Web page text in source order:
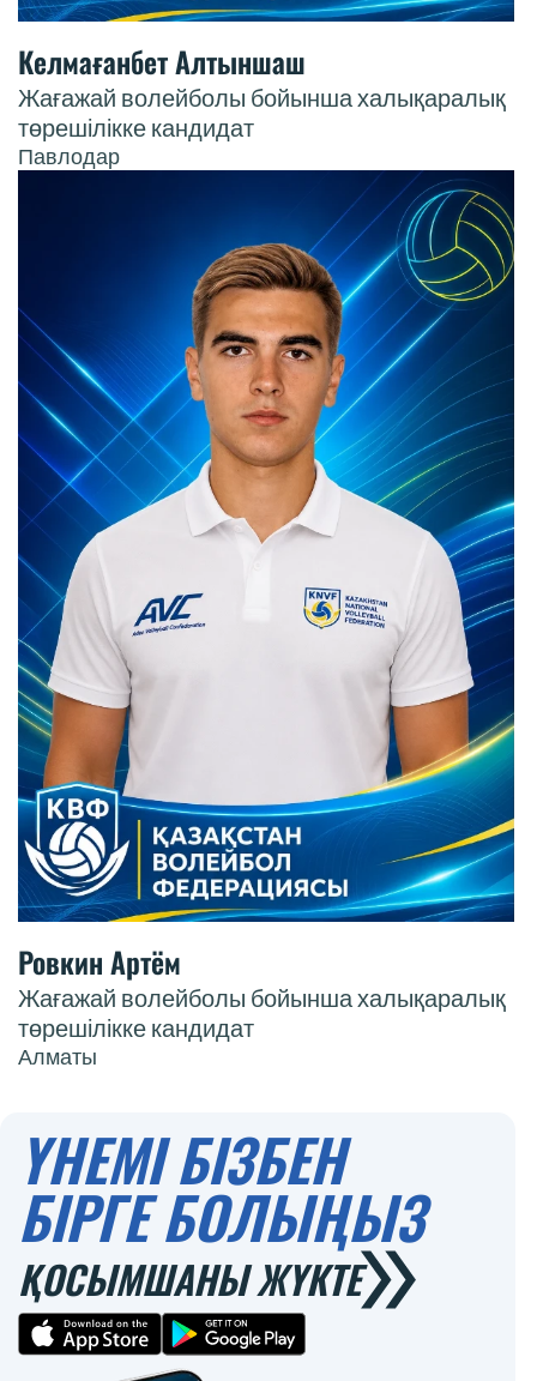
Келмағанбет Алтыншаш
Жағажай волейболы бойынша халықаралық
төрешілікке кандидат
Павлодар
Ровкин Артём
Жағажай волейболы бойынша халықаралық
төрешілікке кандидат
Алматы
ҮНЕМІ БІЗБЕН
БІРГЕ БОЛЫҢЫЗ
ҚОСЫМШАНЫ ЖҮКТЕ